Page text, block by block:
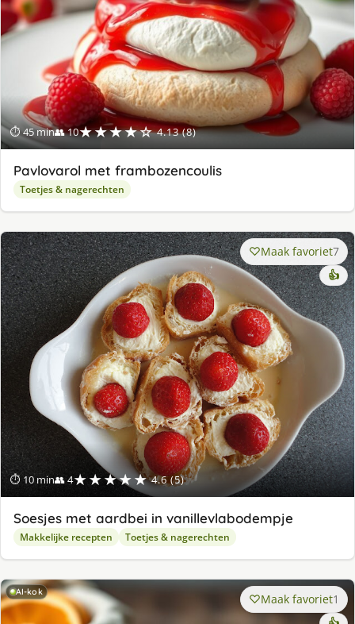
⏱ 45 min👥 10★★★★☆ 4.13 (8)
Pavlovarol met frambozencoulis
Toetjes & nagerechten
⏱ 10 min👥 4★★★★★ 4.6 (5)
Maak favoriet7
👍
Soesjes met aardbei in vanillevlabodempje
Makkelijke recepten Toetjes & nagerechten
AI-kok Maak favoriet1